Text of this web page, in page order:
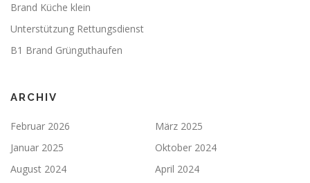
Brand Küche klein
Unterstützung Rettungsdienst
B1 Brand Grünguthaufen
ARCHIV
Februar 2026
März 2025
Januar 2025
Oktober 2024
August 2024
April 2024